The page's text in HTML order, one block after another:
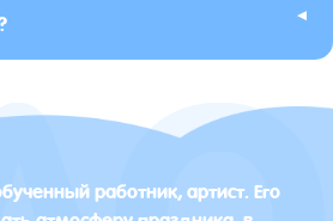
▸
работник, артист. Его